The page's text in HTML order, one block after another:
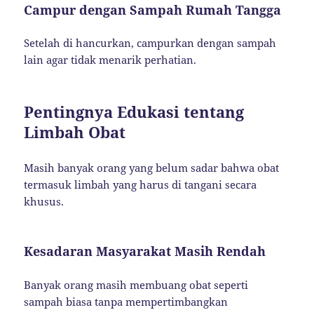
Campur dengan Sampah Rumah Tangga
Setelah di hancurkan, campurkan dengan sampah
lain agar tidak menarik perhatian.
Pentingnya Edukasi tentang
Limbah Obat
Masih banyak orang yang belum sadar bahwa obat
termasuk limbah yang harus di tangani secara
khusus.
Kesadaran Masyarakat Masih Rendah
Banyak orang masih membuang obat seperti
sampah biasa tanpa mempertimbangkan